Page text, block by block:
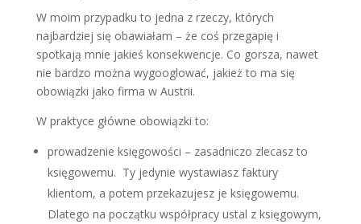
W moim przypadku to jedna z rzeczy, których
najbardziej się obawiałam – że coś przegapię i
spotkają mnie jakieś konsekwencje. Co gorsza, nawet
nie bardzo można wygooglować, jakież to ma się
obowiązki jako firma w Austrii.
W praktyce główne obowiązki to:
prowadzenie księgowości – zasadniczo zlecasz to
księgowemu. Ty jedynie wystawiasz faktury
klientom, a potem przekazujesz je księgowemu.
Dlatego na początku współpracy ustal z księgowym,